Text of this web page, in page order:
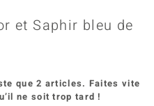
et Saphir bleu de
que 2 articles. Faites vite
ne soit trop tard !